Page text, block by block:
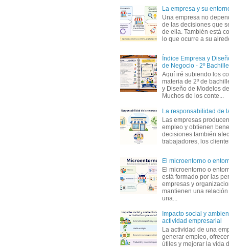
La empresa y su
Una empresa no
de las decisiones que
de ella. También está
lo que ocurre a su
Índice Empresa y
de Negocio - 2º
Aquí iré subiendo los
materia de 2º de
y Diseño de Modelos
Muchos de los conte...
La responsabilidad de
Las empresas
empleo y obtienen
decisiones también
trabajadores, los
El microentorno o
El microentorno o
está formado por las
empresas y
mantienen una
una...
Impacto social y
actividad empresarial
La actividad de una
generar empleo,
útiles y mejorar la vida